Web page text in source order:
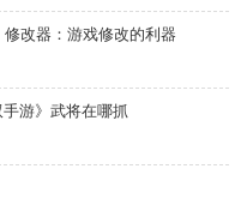
改器：游戏修改的利器
游》武将在哪抓